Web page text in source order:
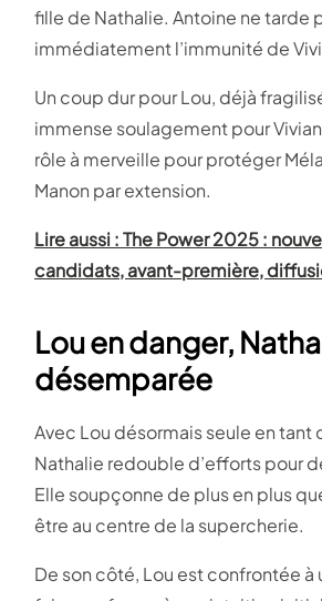
fille de Nathalie. Antoine ne tarde
immédiatement l’immunité de
Un coup dur pour Lou, déjà
immense soulagement pour
rôle à merveille pour protéger
Manon par extension.
Lire aussi : The Power 2025 :
candidats, avant-première,
Lou en danger,
désemparée
Avec Lou désormais seule en tant
Nathalie redouble d’efforts pour
Elle soupçonne de plus en plus
être au centre de la supercherie.
De son côté, Lou est confrontée à